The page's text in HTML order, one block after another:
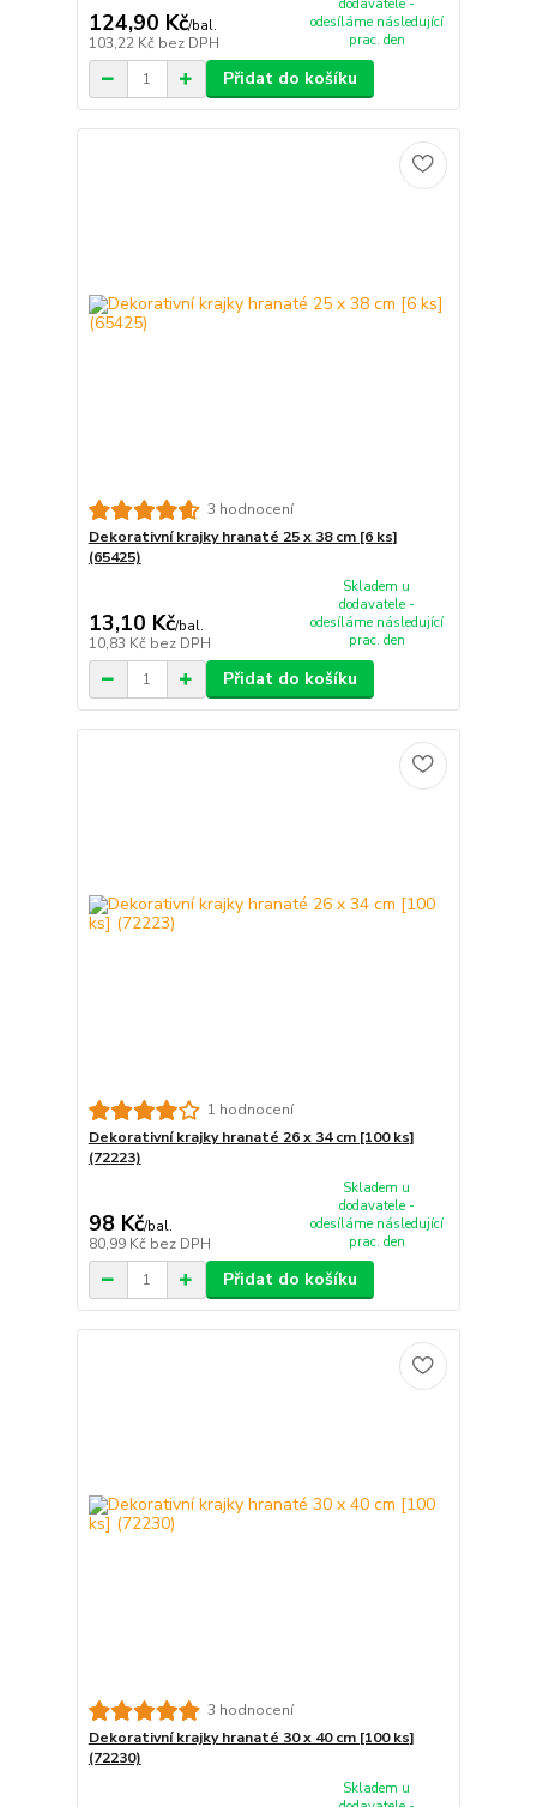
124,90 Kč/bal.
103,22 Kč bez DPH
dodavatele -
odesíláme následující
prac. den
Přidat do košíku
3 hodnocení
Dekorativní krajky hranaté 25 x 38 cm [6 ks]
(65425)
13,10 Kč/bal.
10,83 Kč bez DPH
Skladem u
dodavatele -
odesíláme následující
prac. den
Přidat do košíku
1 hodnocení
Dekorativní krajky hranaté 26 x 34 cm [100 ks]
(72223)
98 Kč/bal.
80,99 Kč bez DPH
Skladem u
dodavatele -
odesíláme následující
prac. den
Přidat do košíku
3 hodnocení
Dekorativní krajky hranaté 30 x 40 cm [100 ks]
(72230)
Skladem u